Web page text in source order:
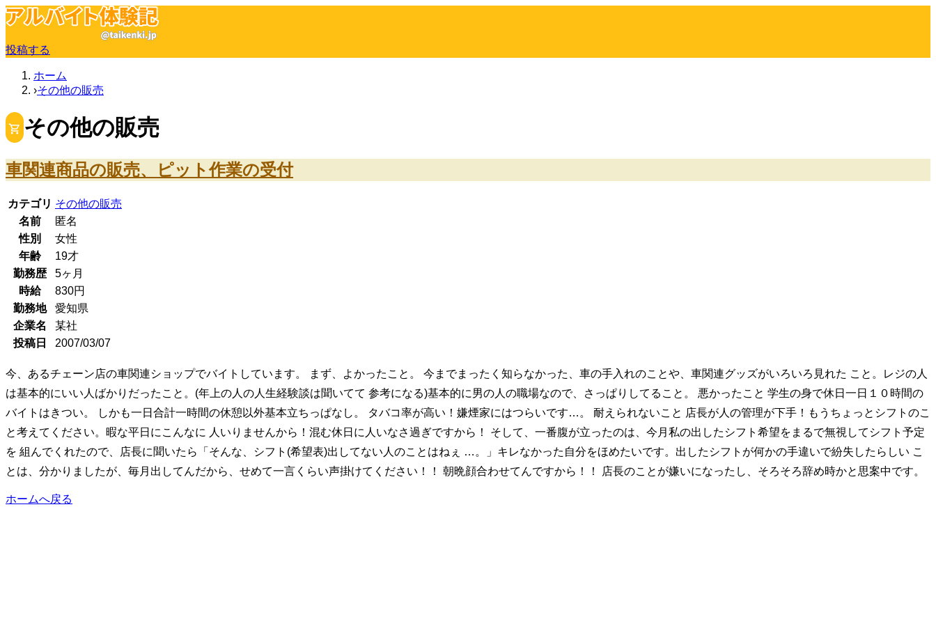
投稿する
ホーム
その他の販売
その他の販売
車関連商品の販売、ピット作業の受付
カテゴリ その他の販売
名前
匿名
性別
女性
年齢
19才
勤務歴
5ヶ月
時給
830円
勤務地
愛知県
企業名
某社
投稿日
2007/03/07
今、あるチェーン店の車関連ショップでバイトしています。 まず、よかったこと。 今までまったく知らなかった、車の手入れのことや、車関連グッズがいろいろ見れた こと。レジの人
は基本的にいい人ばかりだったこと。(年上の人の人生経験談は聞いてて 参考になる)基本的に男の人の職場なので、さっぱりしてること。 悪かったこと 学生の身で休日一日１０時間の
バイトはきつい。 しかも一日合計一時間の休憩以外基本立ちっぱなし。 タバコ率が高い！嫌煙家にはつらいです…。 耐えられないこと 店長が人の管理が下手！もうちょっとシフトのこ
と考えてください。暇な平日にこんなに 人いりませんから！混む休日に人いなさ過ぎですから！ そして、一番腹が立ったのは、今月私の出したシフト希望をまるで無視してシフト予定
を 組んでくれたので、店長に聞いたら「そんな、シフト(希望表)出してない人のことはねぇ …。」キレなかった自分をほめたいです。出したシフトが何かの手違いで紛失したらしい こ
とは、分かりましたが、毎月出してんだから、せめて一言くらい声掛けてください！！ 朝晩顔合わせてんですから！！ 店長のことが嫌いになったし、そろそろ辞め時かと思案中です。
ホームへ戻る